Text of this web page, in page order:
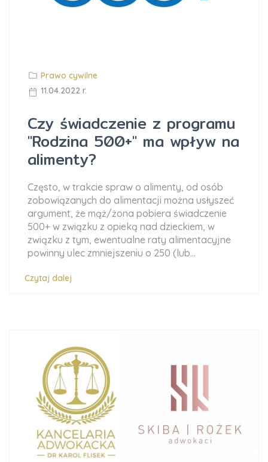
Prawo cywilne
11.04.2022 r.
Czy świadczenie z programu
"Rodzina 500+" ma wpływ na
alimenty?
Często, w trakcie spraw o alimenty, od osób
zobowiązanych do alimentacji można usłyszeć
argument, że mąż/żona pobiera świadczenie
500+ w związku z opieką nad dzieckiem, w
związku z tym, ewentualne raty alimentacyjne
powinny ulec zmniejszeniu o 250 (lub...
Czytaj dalej